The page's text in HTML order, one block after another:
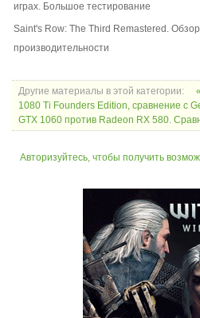
играх. Большое тестирование
Saint's Row: The Third Remastered.
производительности
Другие материалы в этой категории:
1080 Ti Founders Edition, сравнение с
GTX 1060 против Radeon RX 580.
Авторизуйтесь, чтобы получить